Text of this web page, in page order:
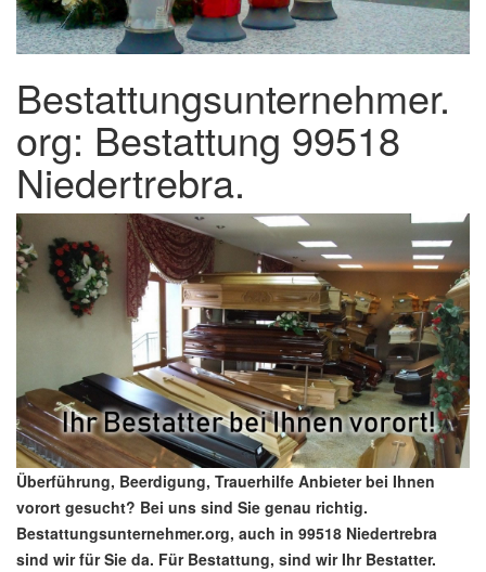
Bestattungsunternehmer.
org: Bestattung 99518
Niedertrebra.
Überführung, Beerdigung, Trauerhilfe Anbieter bei Ihnen
vorort gesucht? Bei uns sind Sie genau richtig.
Bestattungsunternehmer.org, auch in 99518 Niedertrebra
sind wir für Sie da. Für Bestattung, sind wir Ihr Bestatter.